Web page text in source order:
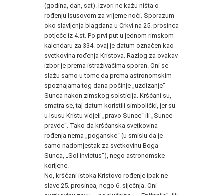
(godina, dan, sat). Izvori ne kažu ništa o
rođenju Isusovom za vrijeme noći. Sporazum
oko slavljenja blagdana u Crkvi na 25. prosinca
potječe iz 4.st. Po prvi put u jednom rimskom
kalendaru za 334. ovaj je datum označen kao
svetkovina rođenja Kristova. Razlog za ovakav
izbor je prema istraživačima sporan. Oni se
slažu samo u tome da prema astronomskim
spoznajama tog dana počinje „uzdizanje“
Sunca nakon zimskog solsticija. Kršćani su,
smatra se, taj datum koristili simbolički, jer su
u Isusu Kristu vidjeli „pravo Sunce“ ili „Sunce
pravde“. Tako da kršćanska svetkovina
rođenja nema „poganske“ (u smislu da je
samo nadomjestak za svetkovinu Boga
Sunca, „Sol invictus“), nego astronomske
korijene.
No, kršćani istoka Kristovo rođenje ipak ne
slave 25. prosinca, nego 6. siječnja. Oni